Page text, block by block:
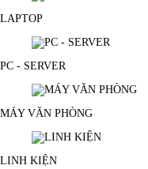
LAPTOP
PC - SERVER
MÁY VĂN PHÒNG
LINH KIỆN